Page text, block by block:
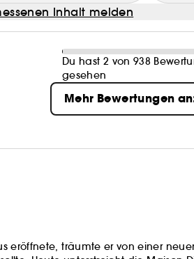
Inhalt melden
Du hast 2 von 938
gesehen
Mehr Bewertungen
eröffnete, träumte er von einer